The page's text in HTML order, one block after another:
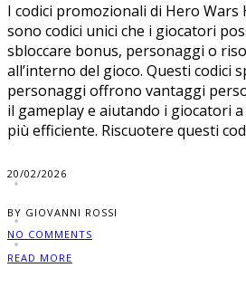
I codici promozionali di Hero
sono codici unici che i giocatori
sbloccare bonus, personaggi o
all’interno del gioco. Questi codici
personaggi offrono vantaggi
il gameplay e aiutando i giocatori
più efficiente. Riscuotere questi
20/02/2026
BY GIOVANNI ROSSI
NO COMMENTS
READ MORE